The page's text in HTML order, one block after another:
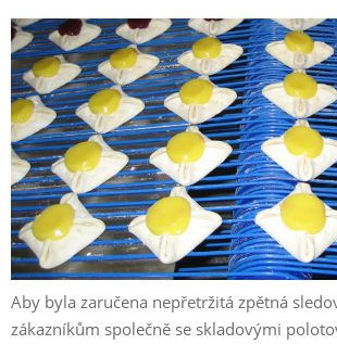
Aby byla zaručena nepřetržitá zpětná
zákazníkům společně se skladovými